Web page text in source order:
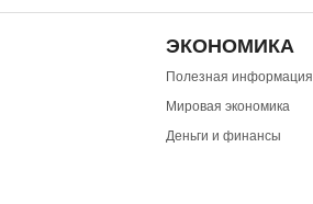
ЭКОНОМИКА
Полезная информация
Мировая экономика
Деньги и финансы